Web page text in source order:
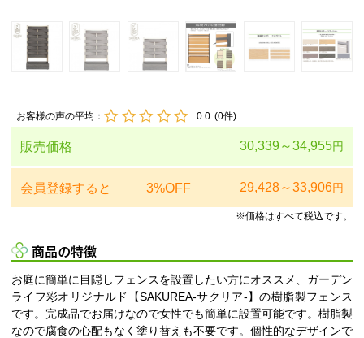
お客様の声の平均： 0.0 (0件)
販売価格 30,339～34,955円
会員登録すると 3%OFF 29,428～33,906円
※価格はすべて税込です。
商品の特徴
お庭に簡単に目隠しフェンスを設置したい方にオススメ、ガーデン
ライフ彩オリジナルド【SAKUREA-サクリア-】の樹脂製フェンス
です。完成品でお届けなので女性でも簡単に設置可能です。樹脂製
なので腐食の心配もなく塗り替えも不要です。個性的なデザインで